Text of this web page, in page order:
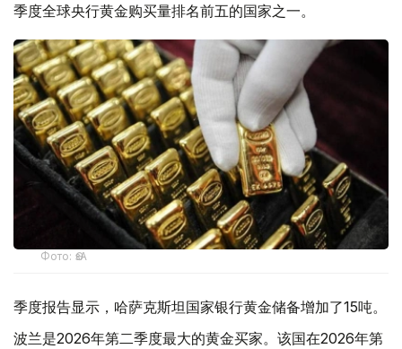
季度全球央行黄金购买量排名前五的国家之一。
Фото: ӨзА
季度报告显示，哈萨克斯坦国家银行黄金储备增加了15吨。
波兰是2026年第二季度最大的黄金买家。该国在2026年第